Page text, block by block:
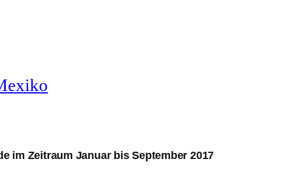
im Zeitraum Januar bis September 2017